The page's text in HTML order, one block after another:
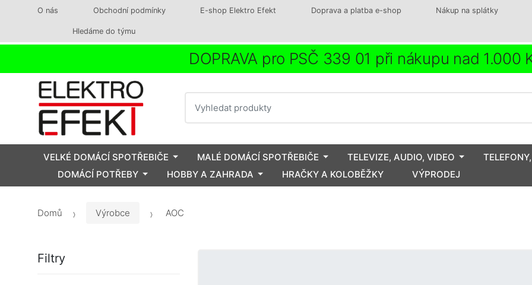
O nás Obchodní podmínky E-shop Elektro Efekt Doprava a platba e-shop Nákup na splátky
Hledáme do týmu
DOPRAVA pro PSČ 339 01 při nákupu nad 1.000
VELKÉ DOMÁCÍ SPOTŘEBIČE MALÉ DOMÁCÍ SPOTŘEBIČE TELEVIZE, AUDIO, VIDEO
DOMÁCÍ POTŘEBY
HOBBY A ZAHRADA HRAČKY A KOLOBĚŽKY VÝPRODEJ
Domů Výrobce AOC
Filtry